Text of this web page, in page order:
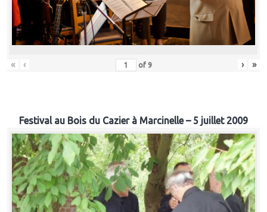
« ‹ of 9 › »
Festival au Bois du Cazier à Marcinelle – 5 juillet 2009